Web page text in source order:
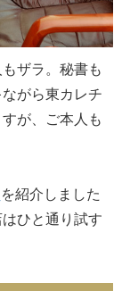
ザラ。秘書も
がら東カレチ
が、ご本人も
を紹介しました
ひと通り試す